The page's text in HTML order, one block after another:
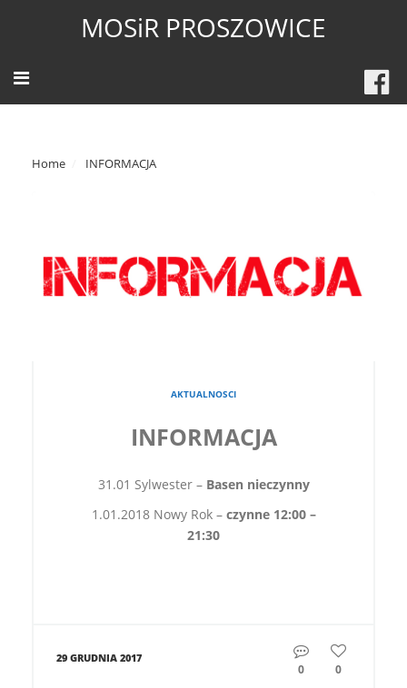
MOSiR PROSZOWICE
Home INFORMACJA
AKTUALNOSCI
INFORMACJA
31.01 Sylwester – Basen nieczynny
1.01.2018 Nowy Rok – czynne 12:00 –
21:30
29 GRUDNIA 2017
0 0